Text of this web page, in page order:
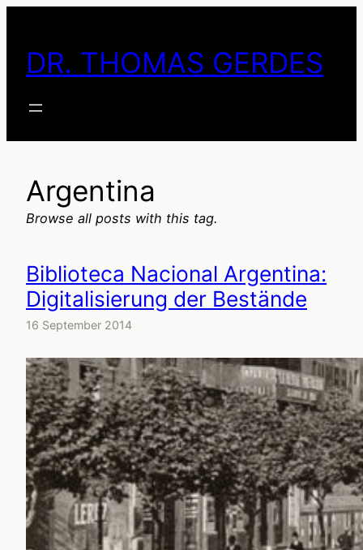
content
DR. THOMAS GERDES
Argentina
Browse all posts with this tag.
Biblioteca Nacional Argentina:
Digitalisierung der Bestände
16 September 2014